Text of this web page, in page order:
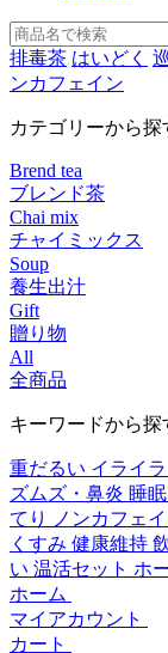
排毒茶 はいどく
ンカフェイン
カテゴリーから探
Brend tea
ブレンド茶
Chai mix
チャイミックス
Soup
養生出汁
Gift
贈り物
All
全商品
キーワードから探
重だるい イライ
ズムズ・鼻炎 睡
てり
ノンカフェ
くすみ 健康維持
い 温活セット ホ
ホーム
マイアカウント
カート